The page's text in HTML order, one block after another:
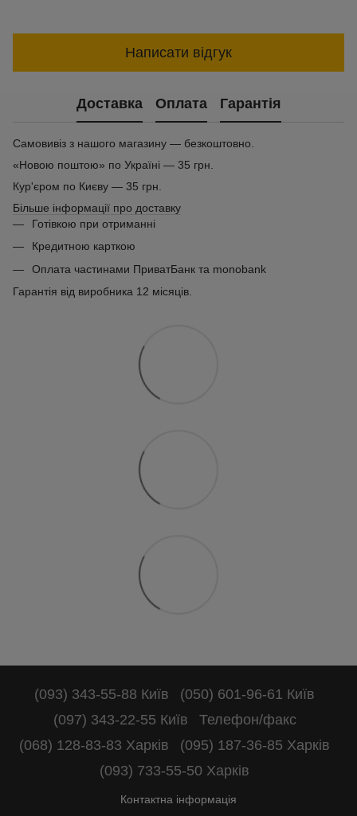
Написати відгук
Доставка Оплата Гарантія
Самовивіз з нашого магазину — безкоштовно.
«Новою поштою» по Україні — 35 грн.
Кур'єром по Києву — 35 грн.
Більше інформації про доставку
Готівкою при отриманні
Кредитною карткою
Оплата частинами ПриватБанк та monobank
Гарантія від виробника 12 місяців.
(093) 343-55-88 Київ
(050) 601-96-61 Київ
(097) 343-22-55 Київ
Телефон/факс
(068) 128-83-83 Харків
(095) 187-36-85 Харків
(093) 733-55-50 Харків
Контактна інформація